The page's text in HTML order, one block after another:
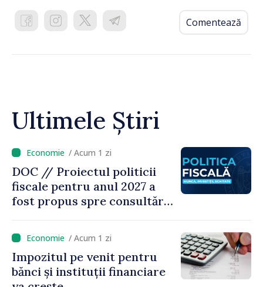
Comentează
Ultimele Știri
/ Acum 1 zi
DOC // Proiectul politicii
fiscale pentru anul 2027 a
fost propus spre consultări
/ Acum 1 zi
Impozitul pe venit pentru
bănci și instituții financiare